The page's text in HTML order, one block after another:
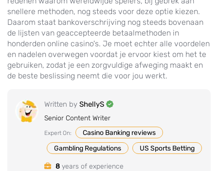
snellere methoden, nog steeds voor deze optie kiezen.
Daarom staat bankoverschrijving nog steeds bovenaan
de lijsten van geaccepteerde betaalmethoden in
honderden online casino's. Je moet echter alle voordelen
en nadelen overwegen voordat je ervoor kiest om het te
gebruiken, zodat je een zorgvuldige afweging maakt en
de beste beslissing neemt die voor jou werkt.
Written by ShellyS
Senior Content Writer
Expert On:
Casino Banking reviews
Gambling Regulations
US Sports Betting
8years of experience